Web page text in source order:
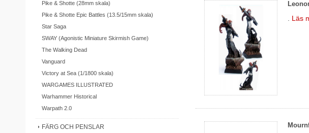
Pike & Shotte (28mm skala)
Pike & Shotte Epic Battles (13.5/15mm skala)
Star Saga
SWAY (Agonistic Miniature Skirmish Game)
The Walking Dead
Vanguard
Victory at Sea (1/1800 skala)
WARGAMES ILLUSTRATED
Warhammer Historical
Warpath 2.0
FÄRG OCH PENSLAR
Läs